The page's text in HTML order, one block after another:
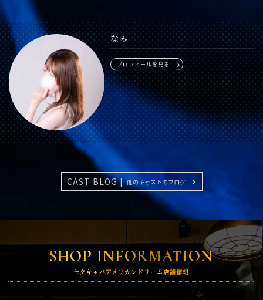
なみ
プロフィールを見る
CAST BLOG |他のキャストのブログ
SHOP INFORMATION
セクキャバアメリカンドリーム店舗情報